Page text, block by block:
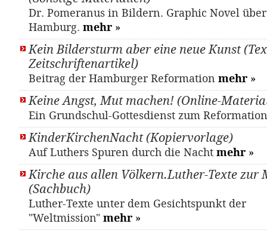
Dr. Pomeranus in Bildern. Graphic Novel
Hamburg. mehr »
Kein Bildersturm aber eine neue Kunst
Zeitschriftenartikel)
Beitrag der Hamburger Reformation mehr »
Keine Angst, Mut machen! (Online-
Ein Grundschul-Gottesdienst zum
KinderKirchenNacht (Kopiervorlage)
Auf Luthers Spuren durch die Nacht mehr »
Kirche aus allen Völkern.Luther-Texte zur
(Sachbuch)
Luther-Texte unter dem Gesichtspunkt der
"Weltmission" mehr »